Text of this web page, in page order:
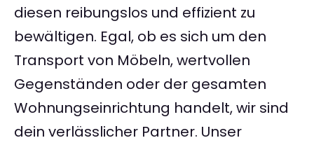
diesen reibungslos und effizient zu
bewältigen. Egal, ob es sich um den
Transport von Möbeln, wertvollen
Gegenständen oder der gesamten
Wohnungseinrichtung handelt, wir sind
dein verlässlicher Partner. Unser